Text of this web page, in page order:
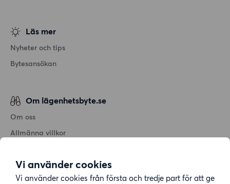
Vi använder cookies
Vi använder cookies från första och tredje part för att ge
Läs mer
Nyheter och tips
Bytesansökan
Om lägenhetsbyte.se
Om oss
Allmänna villkor
Cookiepolicy
Sitemap